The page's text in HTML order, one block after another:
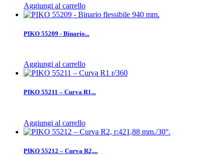
Aggiungi al carrello
PIKO 55209 - Binario...
Aggiungi al carrello
PIKO 55211 – Curva R1...
Aggiungi al carrello
PIKO 55212 – Curva R2,...